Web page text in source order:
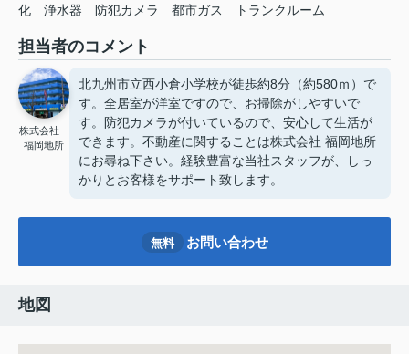
化
浄水器 防犯カメラ 都市ガス トランクルーム
担当者のコメント
株式会社
福岡地所
北九州市立西小倉小学校が徒歩約8分（約580ｍ）で
す。全居室が洋室ですので、お掃除がしやすいで
す。防犯カメラが付いているので、安心して生活が
できます。不動産に関することは株式会社 福岡地所
にお尋ね下さい。経験豊富な当社スタッフが、しっ
かりとお客様をサポート致します。
無料 お問い合わせ
地図